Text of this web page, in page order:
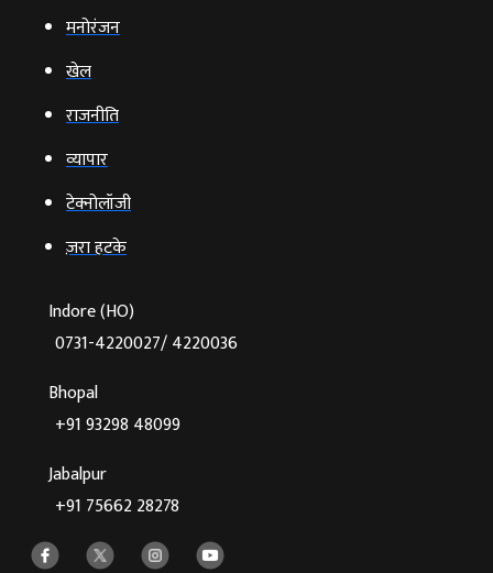
मनोरंजन
खेल
राजनीति
व्‍यापार
टेक्‍नोलॉजी
ज़रा हटके
Indore (HO)
0731-4220027/ 4220036
Bhopal
+91 93298 48099
Jabalpur
+91 75662 28278